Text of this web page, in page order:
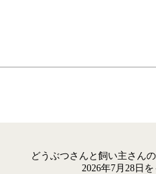
どうぶつさんと飼い主さん
2026年7月28日